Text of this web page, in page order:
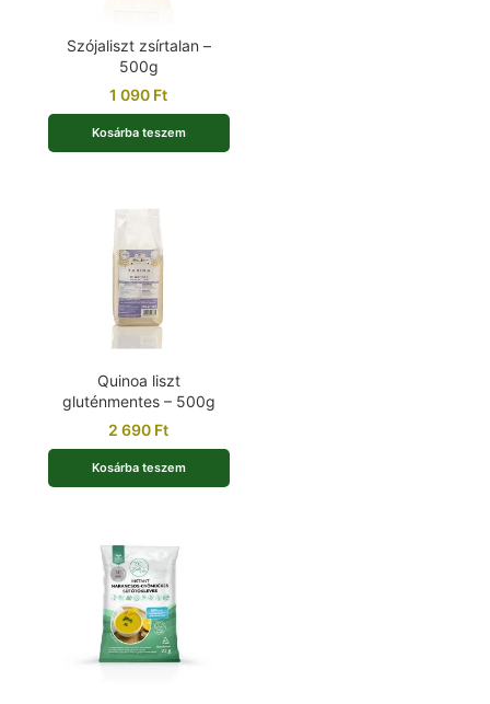
Szójaliszt zsírtalan –
500g
1 090 Ft
Kosárba teszem
Quinoa liszt
gluténmentes – 500g
2 690 Ft
Kosárba teszem